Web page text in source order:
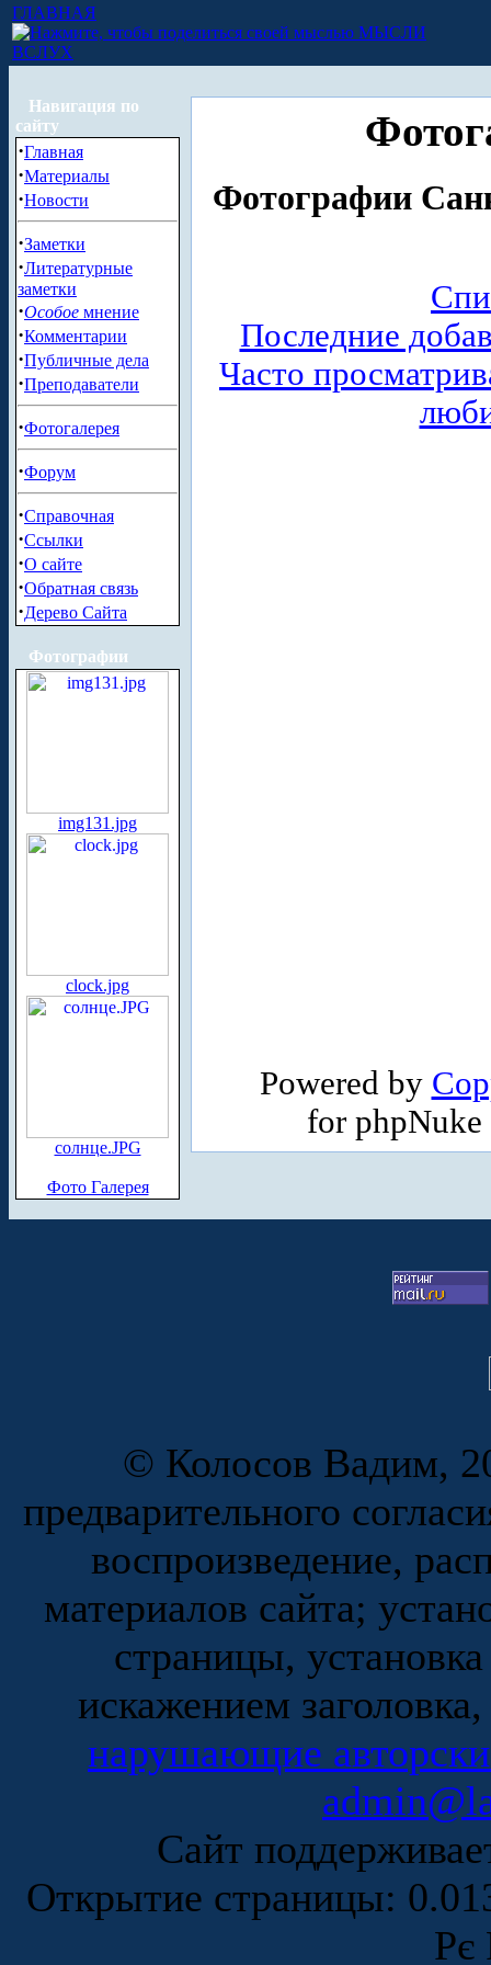
ГЛАВНАЯ
МЫСЛИ
ВСЛУХ
Навигация по
сайту
·Главная
·Материалы
·Новости
·Заметки
·Литературные
заметки
·Особое мнение
·Комментарии
·Публичные дела
·Преподаватели
·Фотогалерея
·Форум
·Справочная
·Ссылки
·О сайте
·Обратная связь
·Дерево Сайта
Фотографии
img131.jpg
clock.jpg
солнце.JPG
Фото Галерея
Фотографии
Последние
Часто
Powered by
for
© Колосов Вадим,
предварительного
воспроизведение,
материалов сайта;
страницы,
искажением
нарушающие
Сайт
Открытие страницы:
Рє